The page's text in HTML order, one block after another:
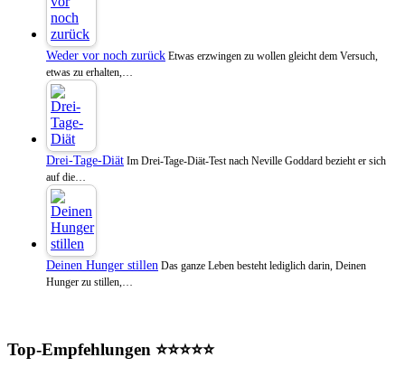
Weder vor noch zurück Etwas erzwingen zu wollen gleicht dem Versuch,
etwas zu erhalten,…
Drei-Tage-Diät Im Drei-Tage-Diät-Test nach Neville Goddard bezieht er sich
auf die…
Deinen Hunger stillen Das ganze Leben besteht lediglich darin, Deinen
Hunger zu stillen,…
Top-Empfehlungen ⭐⭐⭐⭐⭐